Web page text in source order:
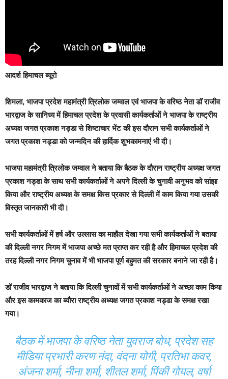
आदर्श हिमाचल ब्यूरो
शिमला, भाजपा प्रदेश महामंत्री त्रिलोक जम्वाल एवं भाजपा के वरिष्ठ नेता डॉ राजीव
भारद्वाज के सानिध्य में हिमाचल प्रदेश के प्रवासी कार्यकर्ताओं ने भाजपा के राष्ट्रीय
अध्यक्ष जगत प्रकाश नड्डा से शिष्टाचार भेंट की इस दौरान सभी कार्यकर्ताओं ने
जगत प्रकाश नड्डा को जन्मदिन की हार्दिक शुभकामनाएं भी दी।
भाजपा महामंत्री त्रिलोक जम्वाल ने बताया कि बैठक के दौरान राष्ट्रीय अध्यक्ष जगत
प्रकाश नड्डा के साथ सभी कार्यकर्ताओं ने अपने दिल्ली के चुनावी अनुभव को सांझा
किया और राष्ट्रीय अध्यक्ष के समक्ष किस प्रकार से दिल्ली में काम किया गया उसकी
विस्तृत जानकारी भी दी।
सभी कार्यकर्ताओं में हर्ष और उल्लास का माहौल देखा गया सभी कार्यकर्ताओं ने बताया
की दिल्ली नगर निगम में भाजपा अच्छे मत प्राप्त कर रही है और हिमाचल प्रदेश की
तरह दिल्ली नगर निगम चुनाव में भी भाजपा पूर्ण बहुमत की सरकार बनाने जा रही है।
डॉ राजीव भारद्वाज ने बताया कि दिल्ली चुनावों में सभी कार्यकर्ताओं ने अच्छा काम किया
और इस कामकाज का ब्यौरा राष्ट्रीय अध्यक्ष जगत प्रकाश नड्डा के समक्ष रखा
गया।
बैठक में भाजपा के वरिष्ठ नेता युवराज बोध, प्रदेश सह
मीडिया प्रभारी करण नंदा, वंदना योगी, प्रतिभा कवर,
अंजना शर्मा, नीना शर्मा, शीतल शर्मा, पिंकी गोयल, वर्षा